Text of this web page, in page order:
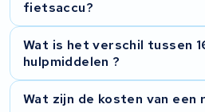
nodig is om de accu te
Daarna kunt u beslissen of u de
fietsaccu?
De toename in kilometers hangt
capaciteit betekent in theorie
factoren zoals rijstijl, terrein en
potentie meer kilometers biedt,
externe factoren.
Wat is het verschil tussen
hulpmiddelen ?
Het verschil tussen de
Wat zijn de kosten van